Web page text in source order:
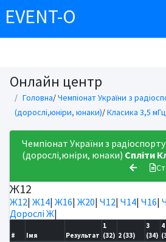
EVENT-O
Онлайн центр
Головна/Чемпіонат України з
(дорослі,юніри, юнаки)/Класика 3,5 мГц
Чемпіонат України з
(дорослі,юніри, юнаки) Спліти
Ж12
Ж12| Ж14| Ж16| Ж20| Ч12| Ч14| Ч16|
Дорослі Ж|
# Імя Результат
1
(32) 2 (33)
3
(34)
4